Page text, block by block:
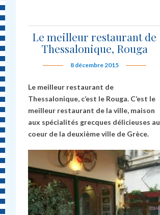
Le meilleur restaurant de
Thessalonique, Rouga
8 décembre 2015
Le meilleur restaurant de
Thessalonique, c’est le Rouga. C’est le
meilleur restaurant de la ville, maison
aux spécialités grecques délicieuses au
coeur de la deuxième ville de Grèce.